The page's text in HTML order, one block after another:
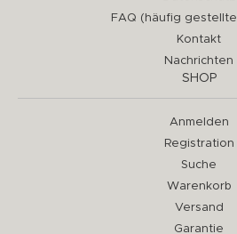
FAQ (häufig
Kontakt
Nachrichten
SHOP
Anmelden
Registration
Suche
Warenkorb
Versand
Garantie